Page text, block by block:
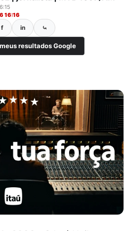
16:16
f in ⤿
resultados Google